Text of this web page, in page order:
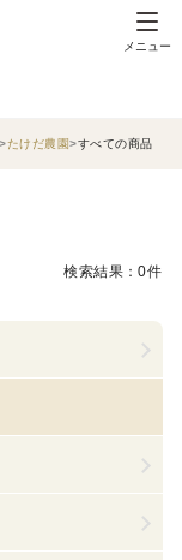
メニュー
たけだ農園 すべての商品
検索結果：0件